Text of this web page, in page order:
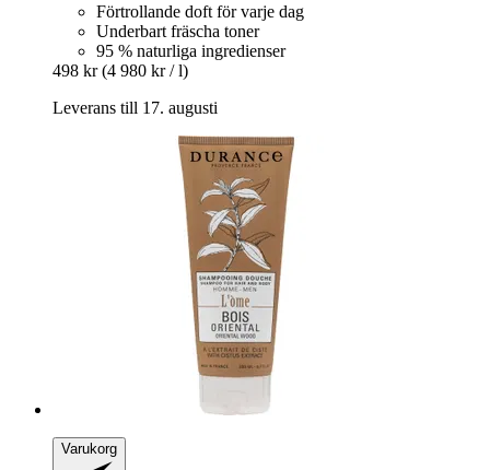
Förtrollande doft för varje dag
Underbart fräscha toner
95 % naturliga ingredienser
498 kr (4 980 kr / l)
Leverans till 17. augusti
Varukorg